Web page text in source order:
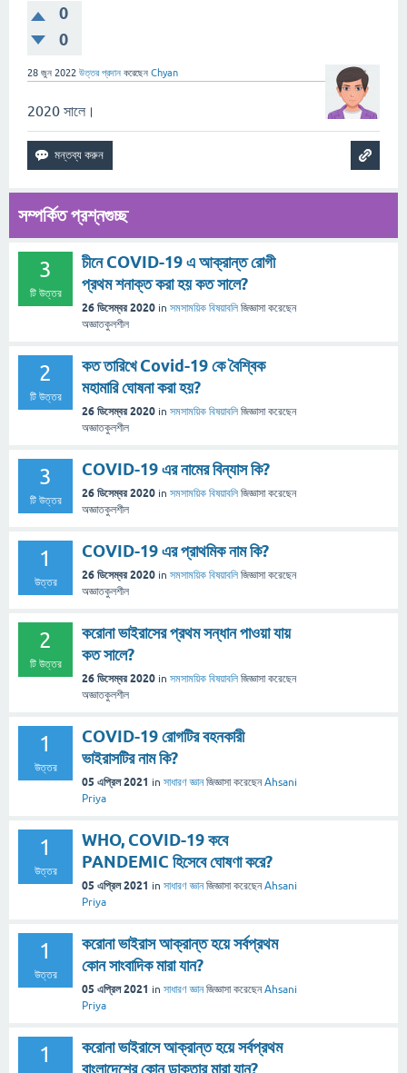
0
0
28 জুন 2022 উত্তর প্রদান করেছেন Chyan
2020 সালে।
সম্পর্কিত প্রশ্নগুচ্ছ
3
টি উত্তর
চীনে COVID-19 এ আক্রান্ত রোগী
প্রথম শনাক্ত করা হয় কত সালে?
26 ডিসেম্বর 2020 in সমসাময়িক বিষয়াবলি জিজ্ঞাসা করেছেন
অজ্ঞাতকুলশীল
2
টি উত্তর
কত তারিখে Covid-19 কে বৈশ্বিক
মহামারি ঘোষনা করা হয়?
26 ডিসেম্বর 2020 in সমসাময়িক বিষয়াবলি জিজ্ঞাসা করেছেন
অজ্ঞাতকুলশীল
3
টি উত্তর
COVID-19 এর নামের বিন্যাস কি?
26 ডিসেম্বর 2020 in সমসাময়িক বিষয়াবলি জিজ্ঞাসা করেছেন
অজ্ঞাতকুলশীল
1
উত্তর
COVID-19 এর প্রাথমিক নাম কি?
26 ডিসেম্বর 2020 in সমসাময়িক বিষয়াবলি জিজ্ঞাসা করেছেন
অজ্ঞাতকুলশীল
2
টি উত্তর
করোনা ভাইরাসের প্রথম সন্ধান পাওয়া যায়
কত সালে?
26 ডিসেম্বর 2020 in সমসাময়িক বিষয়াবলি জিজ্ঞাসা করেছেন
অজ্ঞাতকুলশীল
1
উত্তর
COVID-19 রোগটির বহনকারী
ভাইরাসটির নাম কি?
05 এপ্রিল 2021 in সাধারণ জ্ঞান জিজ্ঞাসা করেছেনAhsani
Priya
1
উত্তর
WHO, COVID-19 কবে
PANDEMIC হিসেবে ঘোষণা করে?
05 এপ্রিল 2021 in সাধারণ জ্ঞান জিজ্ঞাসা করেছেনAhsani
Priya
1
উত্তর
করোনা ভাইরাস আক্রান্ত হয়ে সর্বপ্রথম
কোন সাংবাদিক মারা যান?
05 এপ্রিল 2021 in সাধারণ জ্ঞান জিজ্ঞাসা করেছেনAhsani
Priya
1
করোনা ভাইরাসে আক্রান্ত হয়ে সর্বপ্রথম
বাংলাদেশের কোন ডাক্তার মারা যান?